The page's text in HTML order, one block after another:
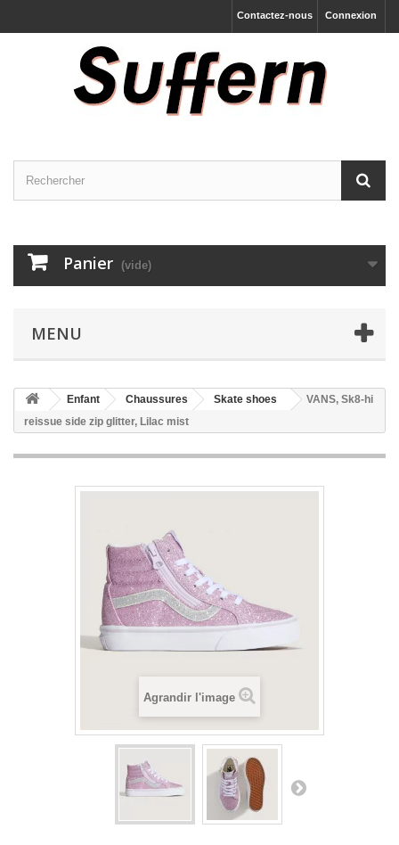
Connexion
Contactez-nous
Panier (vide)
MENU
Enfant Chaussures Skate shoes
VANS, Sk8-hi
reissue side zip glitter, Lilac mist
Agrandir l'image